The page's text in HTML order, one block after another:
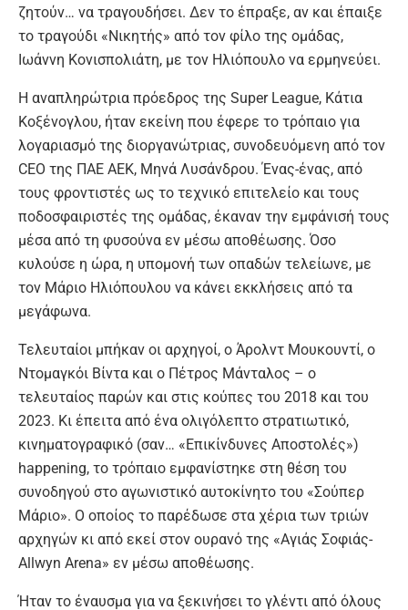
ζητούν… να τραγουδήσει. Δεν το έπραξε, αν και έπαιξε
το τραγούδι «Νικητής» από τον φίλο της ομάδας,
Ιωάννη Κονισπολιάτη, με τον Ηλιόπουλο να ερμηνεύει.
Η αναπληρώτρια πρόεδρος της Super League, Κάτια
Κοξένογλου, ήταν εκείνη που έφερε το τρόπαιο για
λογαριασμό της διοργανώτριας, συνοδευόμενη από τον
CEO της ΠΑΕ ΑΕΚ, Μηνά Λυσάνδρου. Ένας-ένας, από
τους φροντιστές ως το τεχνικό επιτελείο και τους
ποδοσφαιριστές της ομάδας, έκαναν την εμφάνισή τους
μέσα από τη φυσούνα εν μέσω αποθέωσης. Όσο
κυλούσε η ώρα, η υπομονή των οπαδών τελείωνε, με
τον Μάριο Ηλιόπουλου να κάνει εκκλήσεις από τα
μεγάφωνα.
Τελευταίοι μπήκαν οι αρχηγοί, ο Άρολντ Μουκουντί, ο
Ντομαγκόι Βίντα και ο Πέτρος Μάνταλος – ο
τελευταίος παρών και στις κούπες του 2018 και του
2023. Κι έπειτα από ένα ολιγόλεπτο στρατιωτικό,
κινηματογραφικό (σαν… «Επικίνδυνες Αποστολές»)
happening, το τρόπαιο εμφανίστηκε στη θέση του
συνοδηγού στο αγωνιστικό αυτοκίνητο του «Σούπερ
Μάριο». Ο οποίος το παρέδωσε στα χέρια των τριών
αρχηγών κι από εκεί στον ουρανό της «Αγιάς Σοφιάς-
Allwyn Arena» εν μέσω αποθέωσης.
Ήταν το έναυσμα για να ξεκινήσει το γλέντι από όλους